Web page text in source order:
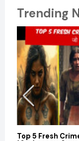
Trending
Top 5 Fresh